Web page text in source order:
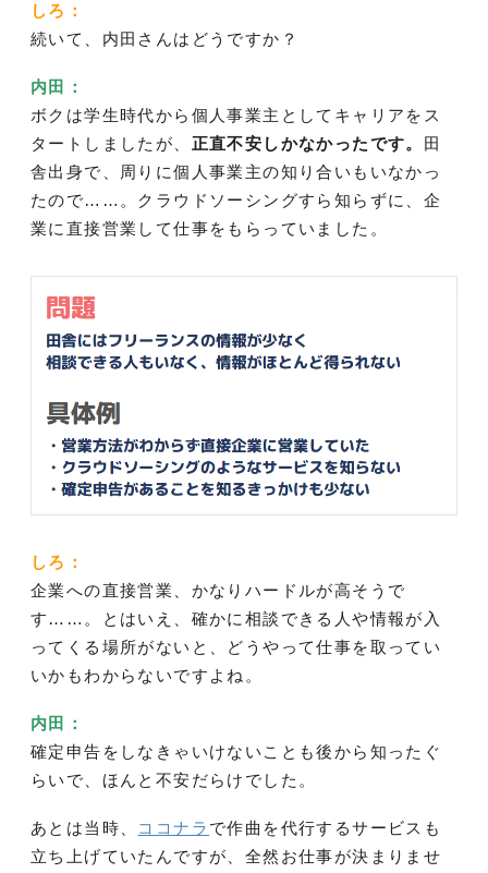
しろ：
続いて、内田さんはどうですか？
内田：
ボクは学生時代から個人事業主としてキャリアをス
タートしましたが、 正直不安しかなかったです。 田
舎出身で、周りに個人事業主の知り合いもいなかっ
たので……。クラウドソーシングすら知らずに、企
業に直接営業して仕事をもらっていました。
しろ：
企業への直接営業、かなりハードルが高そうで
す……。とはいえ、確かに相談できる人や情報が入
ってくる場所がないと、どうやって仕事を取ってい
いかもわからないですよね。
内田：
確定申告をしなきゃいけないことも後から知ったぐ
らいで、ほんと不安だらけでした。
あとは当時、 ココナラ で作曲を代行するサービスも
立ち上げていたんですが、全然お仕事が決まりませ